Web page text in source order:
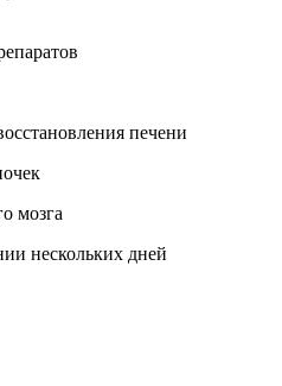
печени
мозга
нескольких дней